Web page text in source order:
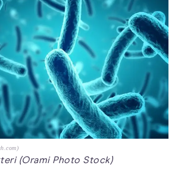
(Orami Photo Stock)